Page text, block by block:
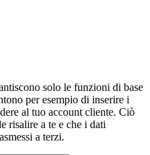
solo le funzioni di base
per esempio di inserire i
al tuo account cliente. Ciò
risalire a te e che i dati
a terzi.